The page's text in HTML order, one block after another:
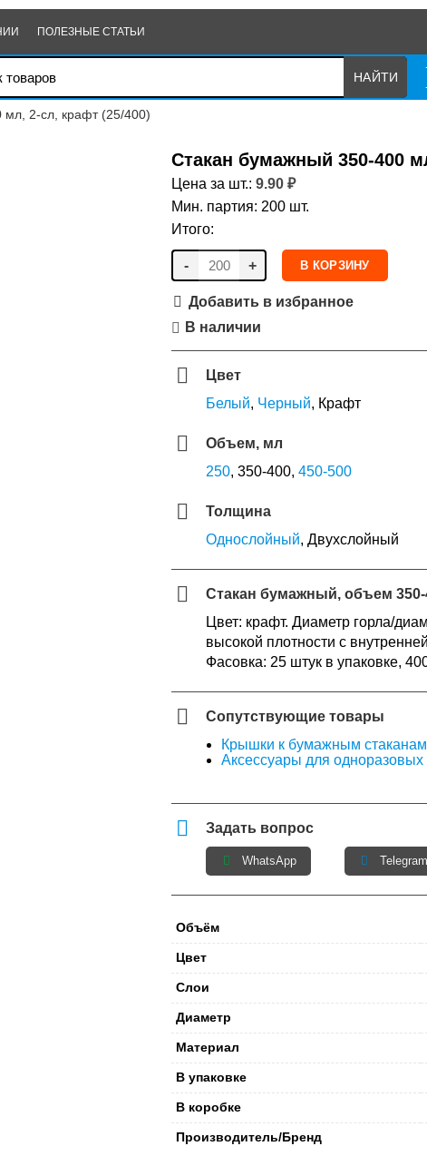
ПОЛЕЗНЫЕ СТАТЬИ
2-сл, крафт (25/400)
Стакан бумажный 350-400
Цена за шт.: 9.90 ₽
Мин. партия: 200 шт.
Итого:
- + В КОРЗИНУ
Добавить в избранное
В наличии
Цвет
Белый, Черный, Крафт
Объем, мл
250, 350-400, 450-500
Толщина
Однослойный, Двухслойный
Стакан бумажный, объем
Цвет: крафт. Диаметр горла/
высокой плотности с
Фасовка: 25 штук в упаковке,
Сопутствующие товары
Крышки к бумажным стаканам
Аксессуары для одноразовых
Задать вопрос
WhatsApp Telegram
Объём
Цвет
Слои
Диаметр
Материал
В упаковке
В коробке
Производитель/Бренд